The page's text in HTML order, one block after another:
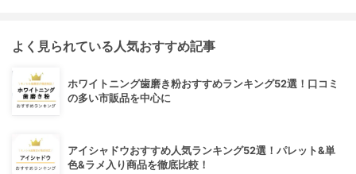
よく見られている人気おすすめ記事
ホワイトニング歯磨き粉おすすめランキング52選！口コミ
の多い市販品を中心に
アイシャドウおすすめ人気ランキング52選！パレット&単
色&ラメ入り商品を徹底比較！